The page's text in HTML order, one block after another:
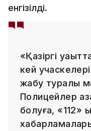
енгізілді.
«Қазіргі
кей
жабу туралы
Полицейлер
болуға, «112»